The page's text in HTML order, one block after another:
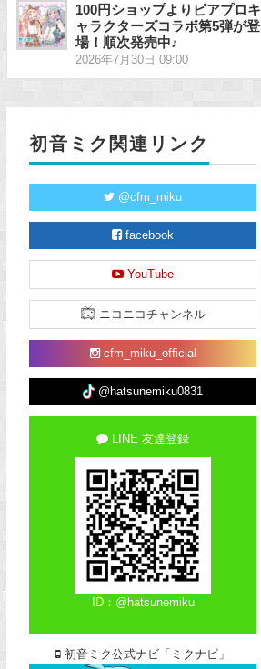
100円ショップよりピアプロキ
ャラクターズコラボ第5弾が登
場！順次発売中♪
2026年7月30日 09:00
初音ミク関連リンク
@cfm_miku
facebook
YouTube
ニコニコチャンネル
cfm_miku_official
@hatsunemiku0831
LINE 友達登録
ID：@hatsunemiku
初音ミク公式ナビ「ミクナビ」